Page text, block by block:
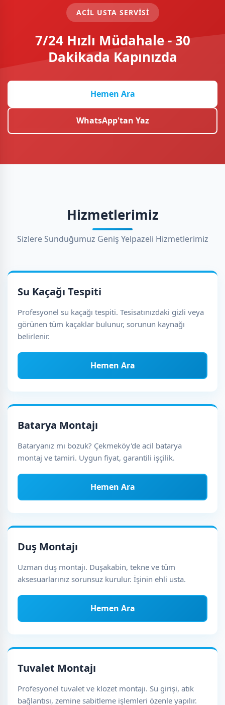
ACIL USTA SERVISI
7/24 Hızlı Müdahale - 30
Dakikada Kapınızda
Hemen Ara
WhatsApp'tan Yaz
Hizmetlerimiz
Sizlere Sunduğumuz Geniş Yelpazeli Hizmetlerimiz
Su Kaçağı Tespiti
Profesyonel su kaçağı tespiti. Tesisatınızdaki gizli veya
görünen tüm kaçaklar bulunur, sorunun kaynağı
belirlenir.
Hemen Ara
Batarya Montajı
Bataryanız mı bozuk? Çekmeköy'de acil batarya
montaj ve tamiri. Uygun fiyat, garantili işçilik.
Hemen Ara
Duş Montajı
Uzman duş montajı. Duşakabin, tekne ve tüm
aksesuarlarınız sorunsuz kurulur. İşinin ehli usta.
Hemen Ara
Tuvalet Montajı
Profesyonel tuvalet ve klozet montajı. Su girişi, atık
bağlantısı, zemine sabitleme işlemleri özenle yapılır.